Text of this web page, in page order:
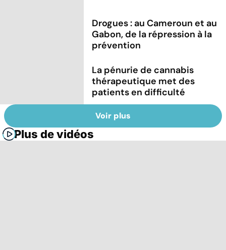
Drogues : au Cameroun et au
Gabon, de la répression à la
prévention
La pénurie de cannabis
thérapeutique met des
patients en difficulté
Voir plus
Plus de vidéos